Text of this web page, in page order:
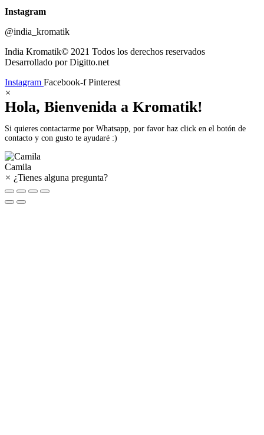
Instagram
@india_kromatik
India Kromatik© 2021 Todos los derechos reservados
Desarrollado por Digitto.net
Instagram Facebook-f Pinterest
×
Hola, Bienvenida a Kromatik!
Si quieres contactarme por Whatsapp, por favor haz click en el botón de
contacto y con gusto te ayudaré :)
Camila
× ¿Tienes alguna pregunta?